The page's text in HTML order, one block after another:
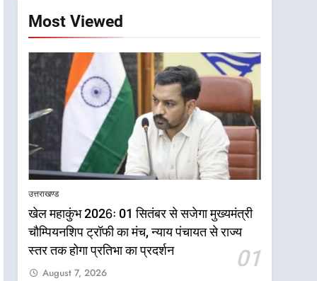
Most Viewed
उत्तराखण्ड
खेल महाकुंभ 2026ः 01 सितंबर से सजेगा मुख्यमंत्री
चौम्पियनशिप ट्रॉफी का मंच, न्याय पंचायत से राज्य
स्तर तक होगा प्रतिभा का प्रदर्शन
01
August 7, 2026